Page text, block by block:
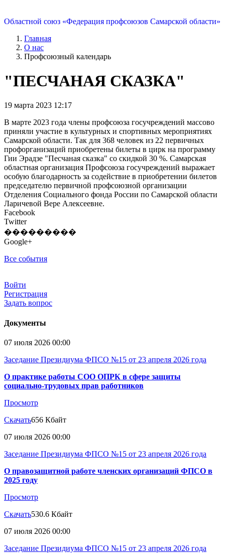
Областной союз «Федерация профсоюзов Самарской области»
Главная
О нас
Профсоюзный календарь
"ПЕСЧАНАЯ СКАЗКА"
19 марта 2023 12:17
В марте 2023 года члены профсоюза госучреждений массово
приняли участие в культурных и спортивных мероприятиях
Самарской области. Так для 368 человек из 22 первичных
профорганизаций приобретены билеты в цирк на программу
Гии Эрадзе "Песчаная сказка" со скидкой 30 %. Самарская
областная организация Профсоюза госучреждений выражает
особую благодарность за содействие в приобретении билетов
председателю первичной профсоюзной организации
Отделения Социального фонда России по Самарской области
Ларичевой Вере Алексеевне.
Facebook
Twitter
���������
Google+
Все события
Войти
Регистрация
Задать вопрос
Документы
07 июля 2026 00:00
Заседание Президиума ФПСО №15 от 23 апреля 2026 года
О практике работы СОО ОПРК в сфере защиты
социально-трудовых прав работников
Просмотр
Скачать656 Кбайт
07 июля 2026 00:00
Заседание Президиума ФПСО №15 от 23 апреля 2026 года
О правозащитной работе членских организаций ФПСО в
2025 году
Просмотр
Скачать530.6 Кбайт
07 июля 2026 00:00
Заседание Президиума ФПСО №15 от 23 апреля 2026 года